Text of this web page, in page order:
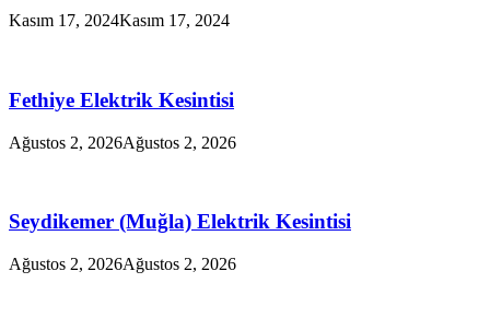
Kasım 17, 2024Kasım 17, 2024
Fethiye Elektrik Kesintisi
Ağustos 2, 2026Ağustos 2, 2026
Seydikemer (Muğla) Elektrik Kesintisi
Ağustos 2, 2026Ağustos 2, 2026